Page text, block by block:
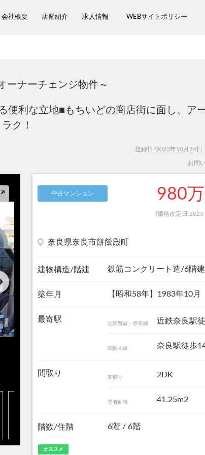
会社概要 店舗紹介 求人情報 WEBサイトポリシー
ーナーチェンジ物件～
利な立地■もちいどの商店街に面し、ア
ク！
登録日/2023年10月24
お問
中古マンション 980
(価格改定日
奈良県奈良市餅飯殿町
建物構造/階建 鉄筋コンクリート造/6階建
築年月 【昭和58年】1983年
最寄駅 近鉄難波・奈良線 近鉄奈良駅
関西本線 奈良駅徒歩
間取り 間取り 2DK
専有面積 41.25m2
階数/住階 6階 / 6階
オススメ